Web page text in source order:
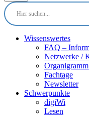
Wissenswertes
FAQ –
Netzwerke /
Fachtage
Newsletter
Schwerpunkte
digiWi
Lesen